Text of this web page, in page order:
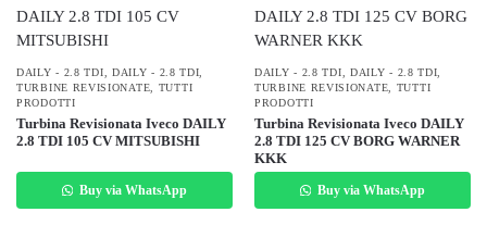
DAILY - 2.8 TDI DAILY - 2.8 TDI
TURBINE REVISIONATE
TUTTI
PRODOTTI
Turbina Revisionata Iveco DAILY
2.8 TDI 105 CV MITSUBISHI
Buy via WhatsApp
DAILY - 2.8 TDI DAILY - 2.8 TDI
TURBINE REVISIONATE
TUTTI
PRODOTTI
Turbina Revisionata Iveco DAILY
2.8 TDI 125 CV BORG WARNER
KKK
Buy via WhatsApp